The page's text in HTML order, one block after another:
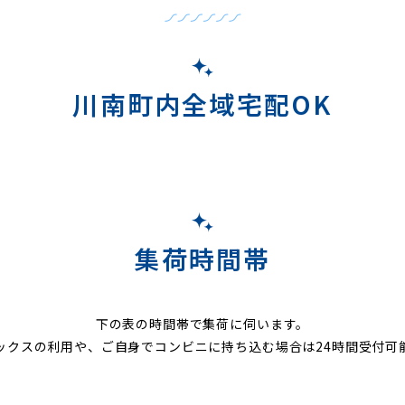
川南町内全域宅配OK
集荷時間帯
下の表の時間帯で集荷に伺います。
クスの利用や、ご自身でコンビニに持ち込む場合は24時間受付可